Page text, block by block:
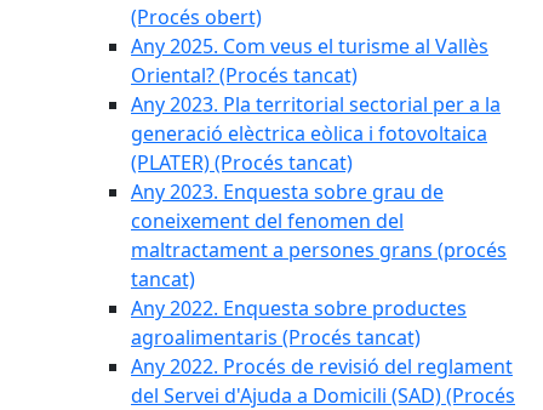
(Procés obert)
Any 2025. Com veus el turisme al Vallès
Oriental? (Procés tancat)
Any 2023. Pla territorial sectorial per a la
generació elèctrica eòlica i fotovoltaica
(PLATER) (Procés tancat)
Any 2023. Enquesta sobre grau de
coneixement del fenomen del
maltractament a persones grans (procés
tancat)
Any 2022. Enquesta sobre productes
agroalimentaris (Procés tancat)
Any 2022. Procés de revisió del reglament
del Servei d'Ajuda a Domicili (SAD) (Procés